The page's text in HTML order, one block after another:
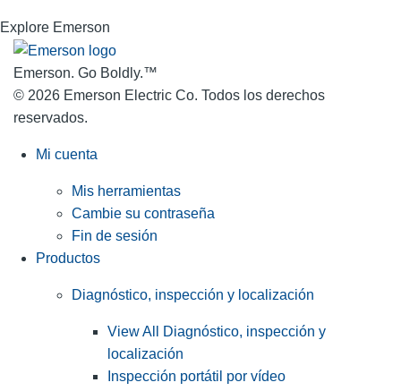
Explore Emerson
Emerson. Go Boldly.™
© 2026 Emerson Electric Co. Todos los derechos
reservados.
Mi cuenta
Mis herramientas
Cambie su contraseña
Fin de sesión
Productos
Diagnóstico, inspección y localización
View All Diagnóstico, inspección y
localización
Inspección portátil por vídeo